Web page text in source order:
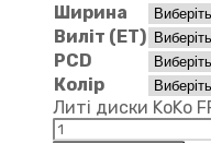
Ширина
Виліт (ЕТ)
PCD
Колір
Литі диски KoKo